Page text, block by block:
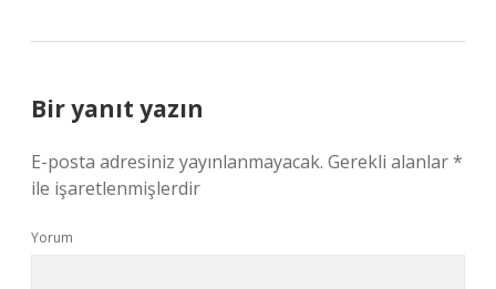
Bir yanıt yazın
E-posta adresiniz yayınlanmayacak. Gerekli alanlar*
ile işaretlenmişlerdir
Yorum